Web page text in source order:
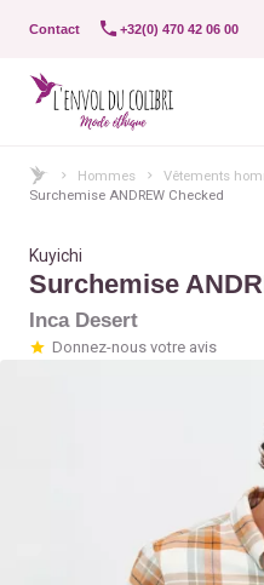
Contact +32(0) 470 42 06 00
Hommes Vêtements
Surchemise ANDREW Checked
Kuyichi
Surchemise
Inca Desert
Donnez-nous votre avis